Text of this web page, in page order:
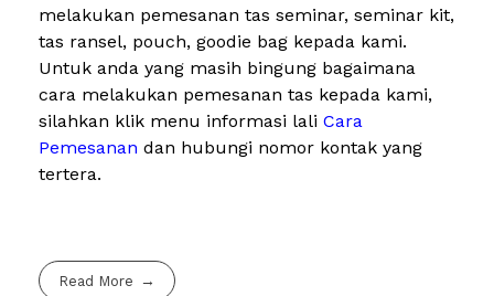
melakukan pemesanan tas seminar, seminar kit,
tas ransel, pouch, goodie bag kepada kami.
Untuk anda yang masih bingung bagaimana
cara melakukan pemesanan tas kepada kami,
silahkan klik menu informasi lali Cara
Pemesanan dan hubungi nomor kontak yang
tertera.
Read More